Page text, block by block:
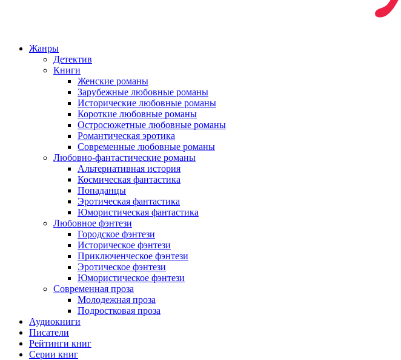
Жанры
Детектив
Книги
Женские романы
Зарубежные любовные романы
Исторические любовные романы
Короткие любовные романы
Остросюжетные любовные романы
Романтическая эротика
Современные любовные романы
Любовно-фантастические романы
Альтернативная история
Космическая фантастика
Попаданцы
Эротическая фантастика
Юмористическая фантастика
Любовное фэнтези
Городское фэнтези
Историческое фэнтези
Приключенческое фэнтези
Эротическое фэнтези
Юмористическое фэнтези
Современная проза
Молодежная проза
Подростковая проза
Аудиокниги
Писатели
Рейтинги книг
Серии книг